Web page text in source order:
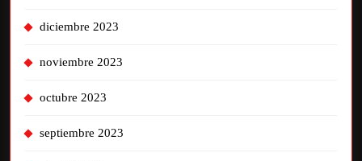
diciembre 2023
noviembre 2023
octubre 2023
septiembre 2023